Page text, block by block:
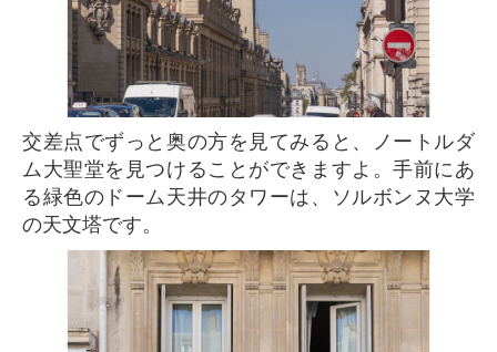
交差点でずっと奥の方を見てみると、ノートルダ
ム大聖堂を見つけることができますよ。手前にあ
る緑色のドーム天井のタワーは、ソルボンヌ大学
の天文塔です。